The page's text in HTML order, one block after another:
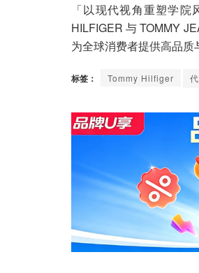
「以现代视角重塑学
HILFIGER 与 TOMMY
为全球消费者提供高品质
标签： Tommy Hilfiger